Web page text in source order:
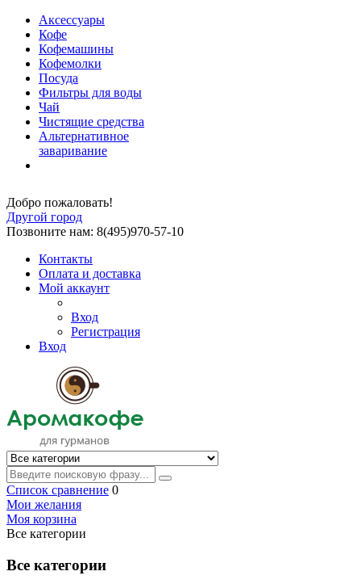
Аксессуары
Кофе
Кофемашины
Кофемолки
Посуда
Фильтры для воды
Чай
Чистящие средства
Альтернативное
заваривание
Добро пожаловать!
Другой город
Позвоните нам: 8(495)970-57-10
Контакты
Оплата и доставка
Мой аккаунт
Вход
Регистрация
Вход
Список сравнение 0
Мои желания
Моя корзина
Все категории
Все категории